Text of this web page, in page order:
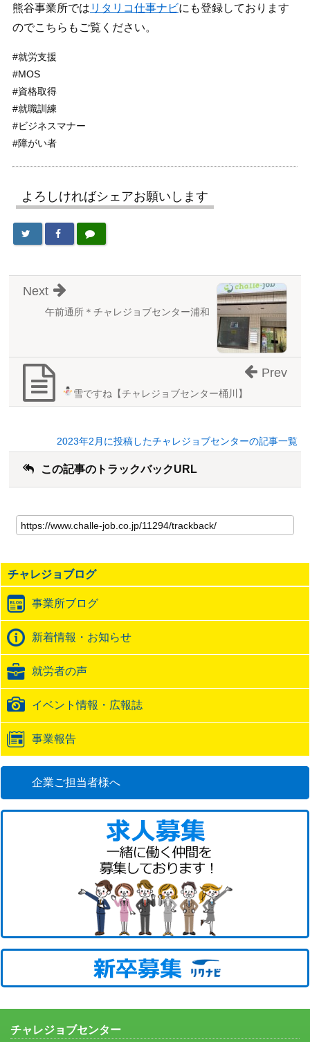
熊谷事業所では リタリコ仕事ナビにも登録しております
のでこちらもご覧ください。
#就労支援
#MOS
#資格取得
#就職訓練
#ビジネスマナー
#障がい者
よろしければシェアお願いします
午前通所＊チャレジョブセンター浦和
Next
雪ですね 【チャレジョブセンター桶川】
Prev
2023年2月に投稿したチャレジョブセンターの記事一覧
この記事のトラックバックURL
の
記
の
ト
ッ
ク
バ
ッ
URL
チャレジョブログ
事業所ブログ
新着情報・お知らせ
就労者の声
イベント情報・広報誌
事業報告
企業ご担当者様へ
チャレジョブセンター